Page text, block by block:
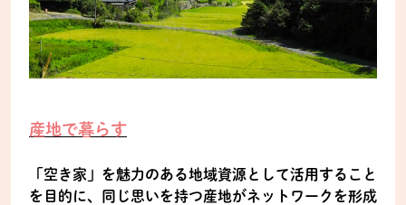
産地で暮らす
「空き家」を魅力のある地域資源として活用すること
を目的に、同じ思いを持つ産地がネットワークを形成